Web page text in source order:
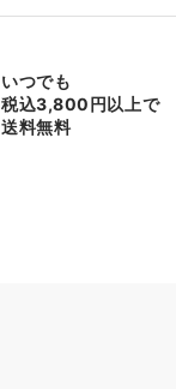
いつでも
税込3,800円以上で
送料無料